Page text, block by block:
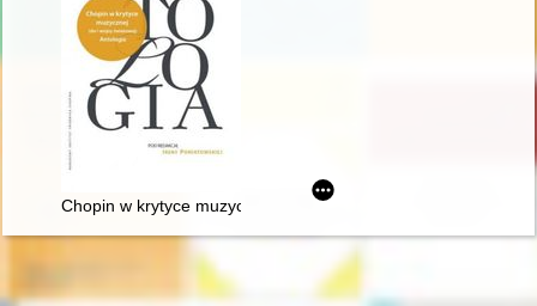
Chopin w krytyce muzycznej (do I wojny światowej). Antologia